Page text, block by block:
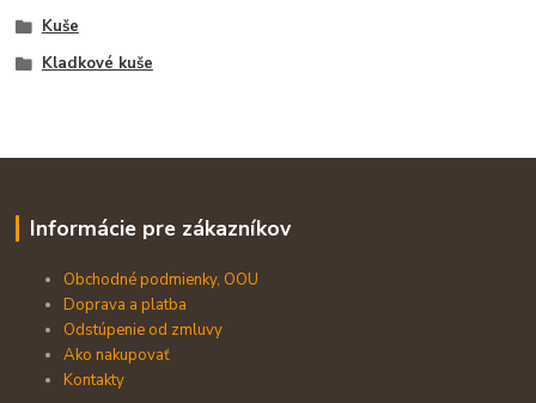
Kuše
Kladkové kuše
Informácie pre zákazníkov
Obchodné podmienky, OOU
Doprava a platba
Odstúpenie od zmluvy
Ako nakupovať
Kontakty